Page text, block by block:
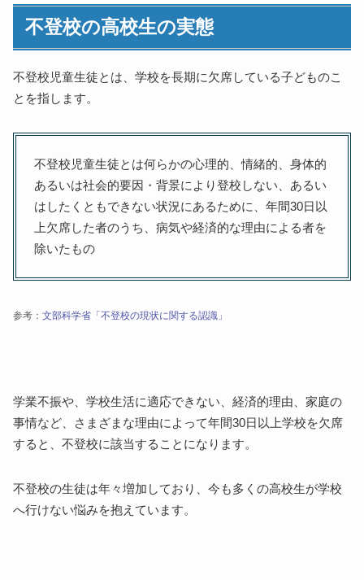
高校での留年について
高校生の不登校の特徴
高校生の不登校に多い原因
小学校・中学校で不登校だった場合
高校から不登校になった場合
就職
不登校でも高校を卒業するためには
今の学校に復帰する
高卒認定試験を受ける
別の学校へ転校・編入する
通信制高校へ転校する
不登校の高校生でも高校卒業を目指せる！一歩ずつ進
んでいこう
不登校の高校生の実態
不登校児童生徒とは、学校を長期に欠席している子どものこ
とを指します。
不登校児童生徒とは何らかの心理的、情緒的、身体的
あるいは社会的要因・背景により登校しない、あるい
はしたくともできない状況にあるために、年間30日以
上欠席した者のうち、病気や経済的な理由による者を
除いたもの
参考：文部科学省「不登校の現状に関する認識」
学業不振や、学校生活に適応できない、経済的理由、家庭の
事情など、さまざまな理由によって年間30日以上学校を欠席
すると、不登校に該当することになります。
不登校の生徒は年々増加しており、今も多くの高校生が学校
へ行けない悩みを抱えています。